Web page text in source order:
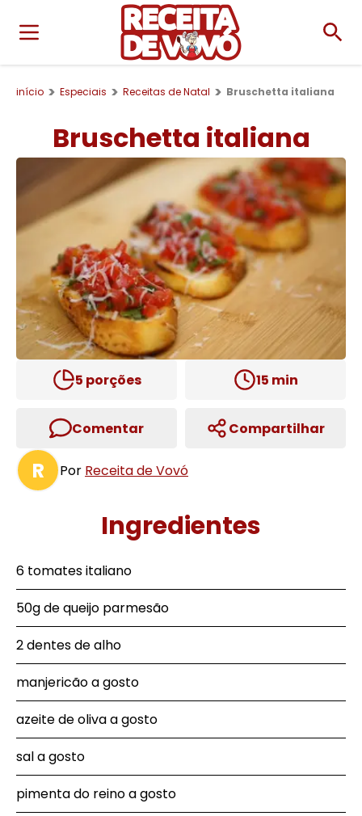
início Especiais Receitas de Natal Bruschetta italiana
Bruschetta italiana
5 porções 15 min
Comentar Compartilhar
R Por Receita de Vovó
Ingredientes
6 tomates italiano
50g de queijo parmesão
2 dentes de alho
manjericão a gosto
azeite de oliva a gosto
sal a gosto
pimenta do reino a gosto